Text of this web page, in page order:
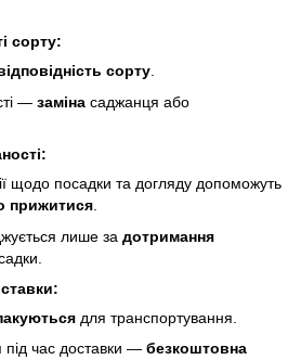
сорту:
сорту.
— заміна саджанця або
щодо посадки та догляду допоможуть
прижитися
лише за дотримання
для транспортування.
час доставки — безкоштовна